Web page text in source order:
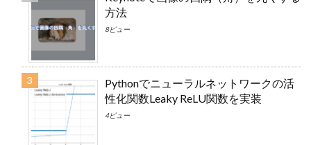
方法
8ビュー
Pythonでニューラルネットワークの活
性化関数Leaky ReLU関数を実装
4ビュー